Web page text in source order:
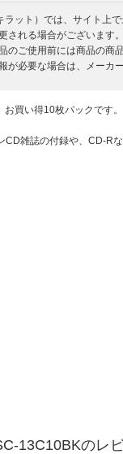
ラット）では、サイト上
される場合がございます
のご使用前には商品の商
が必要な場合は、メーカ
買い得10枚パックです。
雑誌の付録や、CD-R
13C10BKのレ